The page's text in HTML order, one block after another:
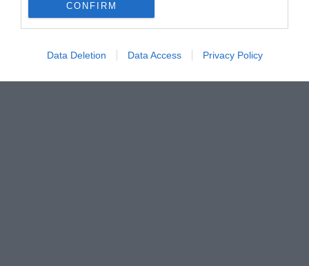
CONFIRM
Data Deletion Data Access Privacy Policy